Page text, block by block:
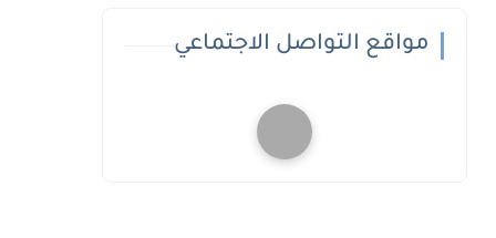
مواقع التواصل الاجتماعي